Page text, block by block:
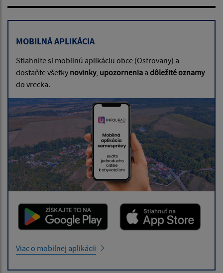
MOBILNÁ APLIKÁCIA
Stiahnite si mobilnú aplikáciu obce (Ostrovany) a
dostaňte všetky novinky, upozornenia a dôležité oznamy
do vrecka.
Viac o mobilnej aplikácii